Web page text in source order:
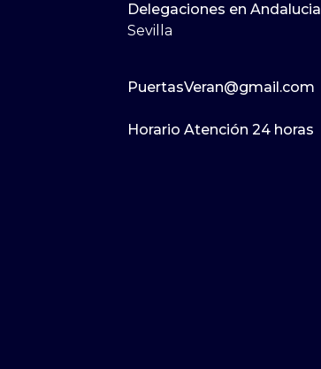
Delegaciones en Andalucia
Sevilla
PuertasVeran@gmail.com
Horario Atención 24 horas